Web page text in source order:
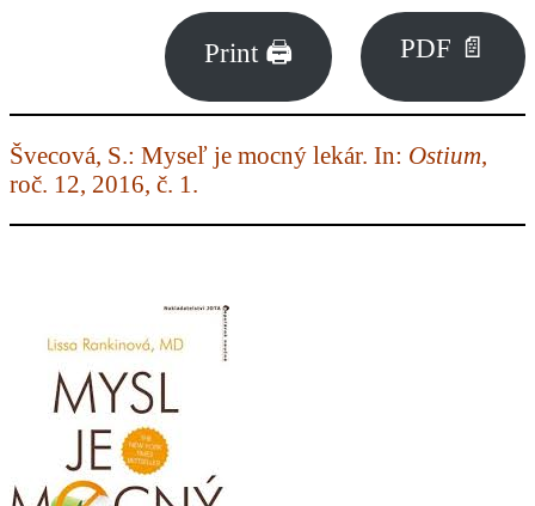
Print 🖨 PDF 📄
Švecová, S.: Myseľ je mocný lekár. In: Ostium,
roč. 12, 2016, č. 1.